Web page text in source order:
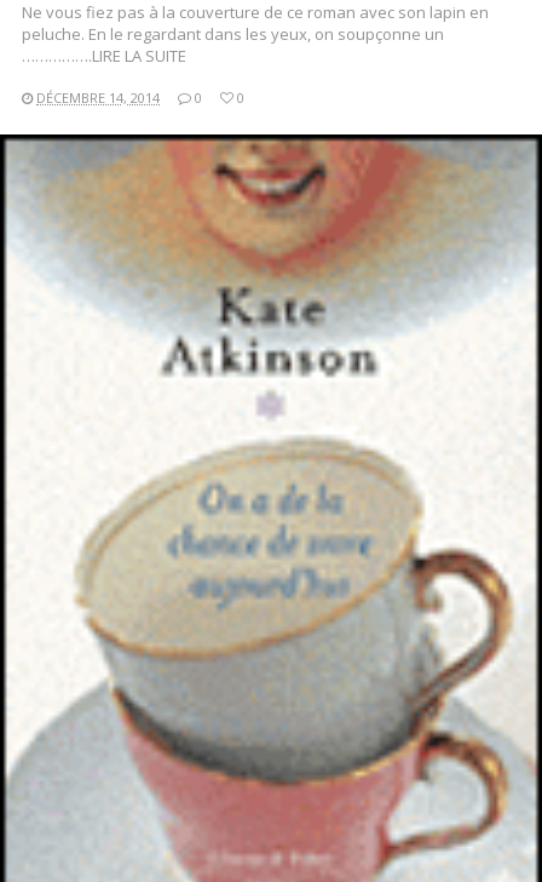
Ne vous fiez pas à la couverture de ce roman avec son lapin en
peluche. En le regardant dans les yeux, on soupçonne un
…………….LIRE LA SUITE
DÉCEMBRE 14, 2014 0 0
LIRE LA SUITE